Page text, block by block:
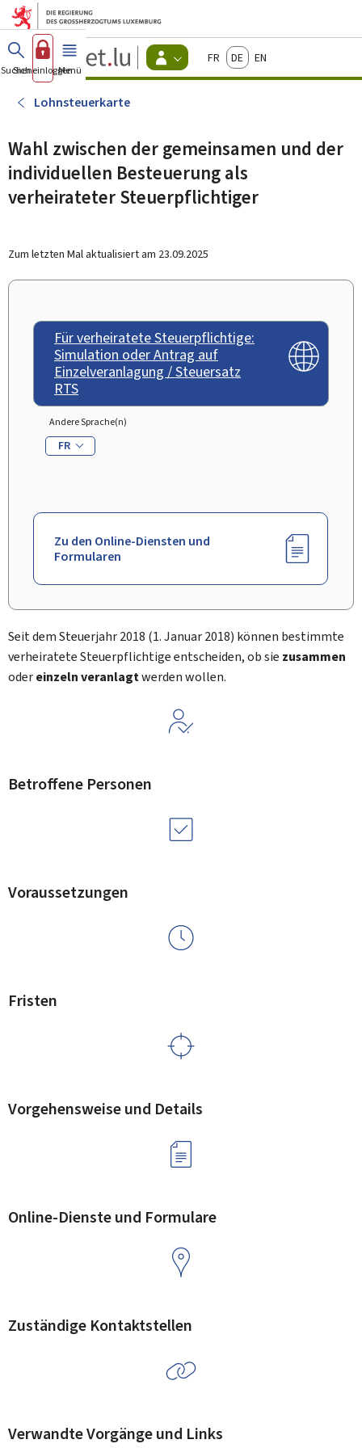
Zum Hauptmenü
Zum Inhalt
Guichet.lu
Changer
d'espace
actif
FrançaisDeutschEnglish
Suchen
Sich einloggen
Menü Haupt-
Lohnsteuerkarte
Wahl zwischen der gemeinsamen und der
individuellen Besteuerung als
verheirateter Steuerpflichtiger
Zum letzten Mal aktualisiert am 23.09.2025
Für verheiratete Steuerpflichtige:
Simulation oder Antrag auf
Einzelveranlagung / Steuersatz
RTS
Andere Sprache(n)
FR
Zu den Online-Diensten und
Formularen
Seit dem Steuerjahr 2018 (1. Januar 2018) können bestimmte
verheiratete Steuerpflichtige entscheiden, ob sie zusammen
odereinzeln veranlagtwerden wollen.
Betroffene Personen
Voraussetzungen
Fristen
Vorgehensweise und Details
Online-Dienste und Formulare
Zuständige Kontaktstellen
Verwandte Vorgänge und Links